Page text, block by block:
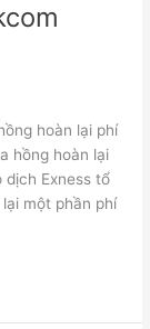
hoàn lại phí
hồng hoàn lại
dịch Exness tổ
một phần phí